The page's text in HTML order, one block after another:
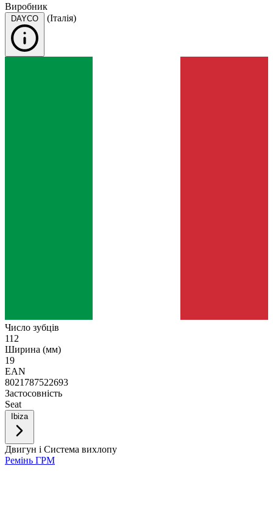
Виробник
(Італія)
Число зубців
112
Ширина (мм)
19
EAN
8021787522693
Застосовність
Seat
Двигун і Система вихлопу
Ремінь ГРМ